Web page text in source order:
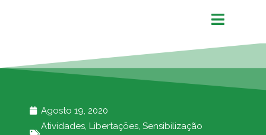
Agosto 19, 2020
Atividades, Libertações, Sensibilização